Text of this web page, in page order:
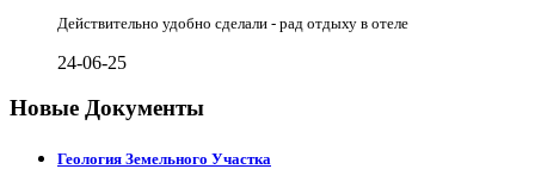
Действительно удобно сделали - рад отдыху в отеле
24-06-25
Новые Документы
Геология Земельного Участка